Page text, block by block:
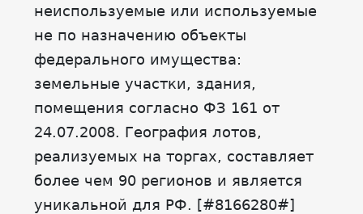
неиспользуемые или используемые
не по назначению объекты
федерального имущества:
земельные участки, здания,
помещения согласно ФЗ 161 от
24.07.2008. География лотов,
реализуемых на торгах, составляет
более чем 90 регионов и является
уникальной для РФ. [#8166280#]